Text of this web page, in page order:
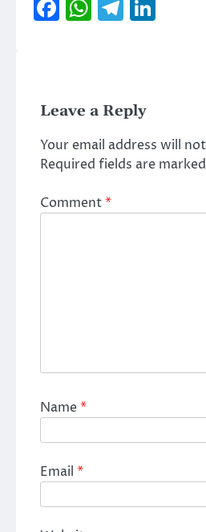
Facebook
WhatsApp
Leave a Reply
Your email address will
Required fields are marked
Comment*
Name*
Email *